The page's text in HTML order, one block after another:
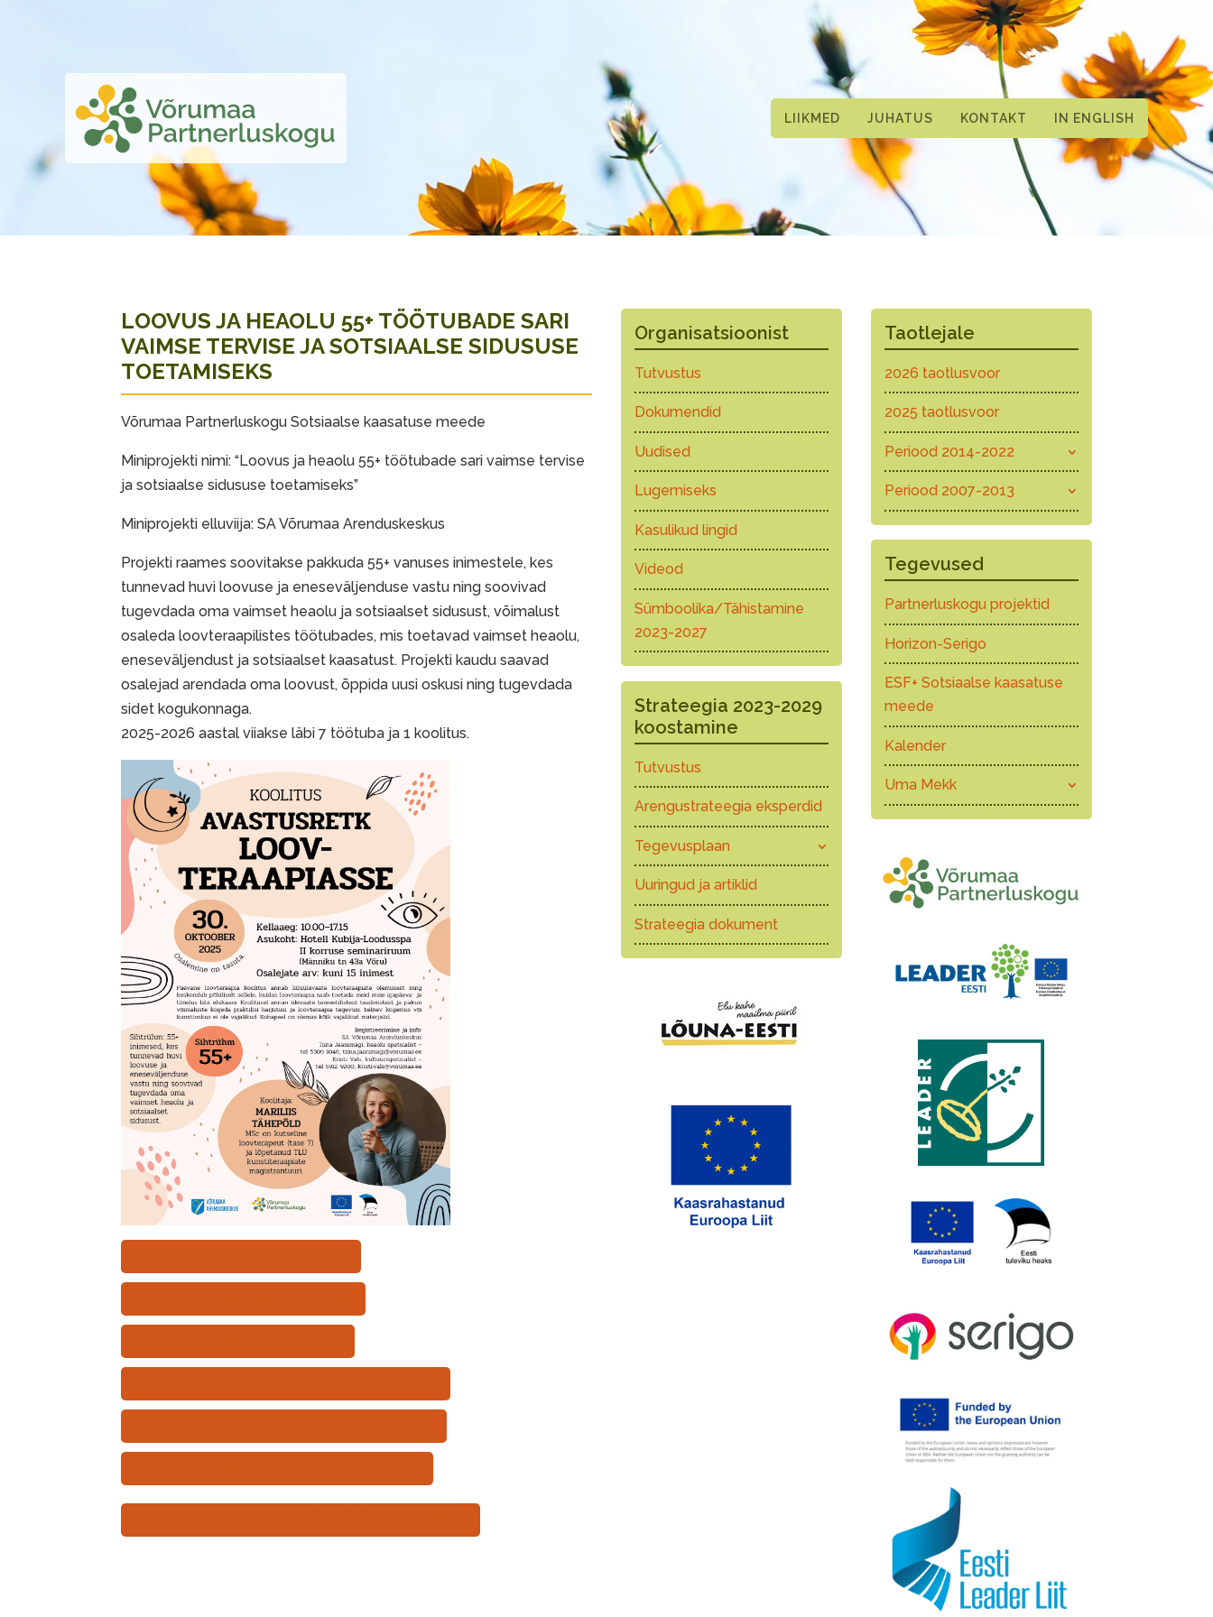
LIIKMED JUHATUS KONTAKT IN ENGLISH
LOOVUS JA HEAOLU 55+ TÖÖTUBADE SARI
VAIMSE TERVISE JA SOTSIAALSE SIDUSUSE
TOETAMISEKS
Võrumaa Partnerluskogu Sotsiaalse kaasatuse meede
Miniprojekti nimi: “Loovus ja heaolu 55+ töötubade sari vaimse tervise
ja sotsiaalse sidususe toetamiseks”
Miniprojekti elluviija: SA Võrumaa Arenduskeskus
Projekti raames soovitakse pakkuda 55+ vanuses inimestele, kes
tunnevad huvi loovuse ja eneseväljenduse vastu ning soovivad
tugevdada oma vaimset heaolu ja sotsiaalset sidusust, võimalust
osaleda loovteraapilistes töötubades, mis toetavad vaimset heaolu,
eneseväljendust ja sotsiaalset kaasatust. Projekti kaudu saavad
osalejad arendada oma loovust, õppida uusi oskusi ning tugevdada
sidet kogukonnaga.
2025-2026 aastal viiakse läbi 7 töötuba ja 1 koolitus.
Organisatsioonist
Tutvustus
Dokumendid
Uudised
Lugemiseks
Kasulikud lingid
Videod
Sümboolika/Tähistamine
2023-2027
Strateegia 2023-2029
koostamine
Tutvustus
Arengustrateegia eksperdid
Tegevusplaan
Uuringud ja artiklid
Strateegia dokument
Taotlejale
2026 taotlusvoor
2025 taotlusvoor
Periood 2014-2022
Periood 2007-2013
Tegevused
Partnerluskogu projektid
Horizon-Serigo
ESF+ Sotsiaalse kaasatuse
meede
Kalender
Uma Mekk